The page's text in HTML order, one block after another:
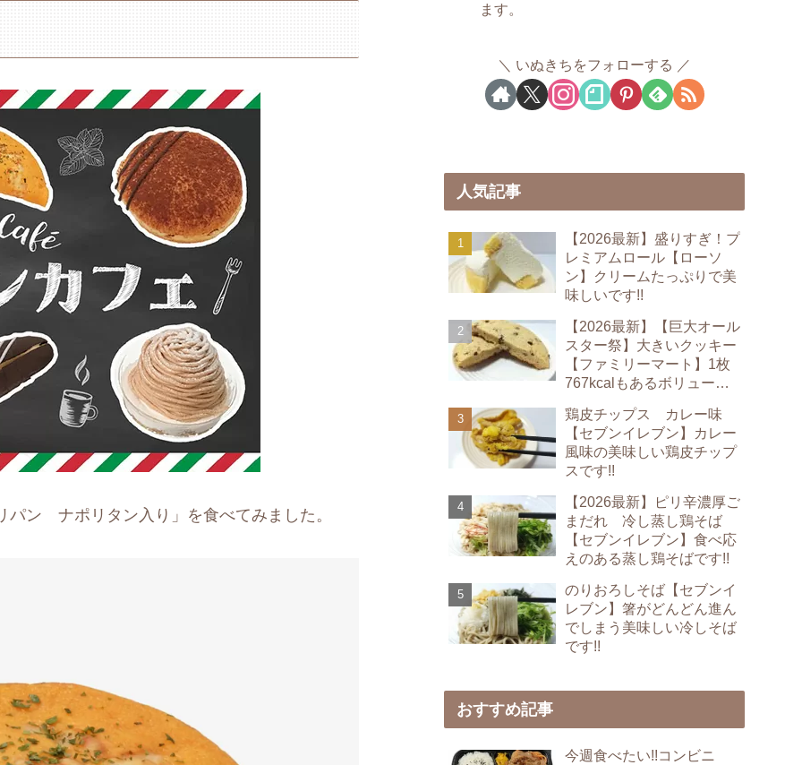
パン ナポリタン入り」を食べてみました。
ます。
いぬきちをフォローする
人気記事
【2026最新】盛りすぎ！プ
レミアムロール【ローソ
ン】クリームたっぷりで美
味しいです!!
【2026最新】【巨大オール
スター祭】大きいクッキー
【ファミリーマート】1枚
767kcalもあるボリューム
鶏皮チップス カレー味
【セブンイレブン】カレー
風味の美味しい鶏皮チップ
スです!!
【2026最新】ピリ辛濃厚ご
まだれ 冷し蒸し鶏そば
【セブンイレブン】食べ応
えのある蒸し鶏そばです!!
のりおろしそば【セブンイ
レブン】箸がどんどん進ん
でしまう美味しい冷しそば
です!!
おすすめ記事
今週食べたい!!コンビニ